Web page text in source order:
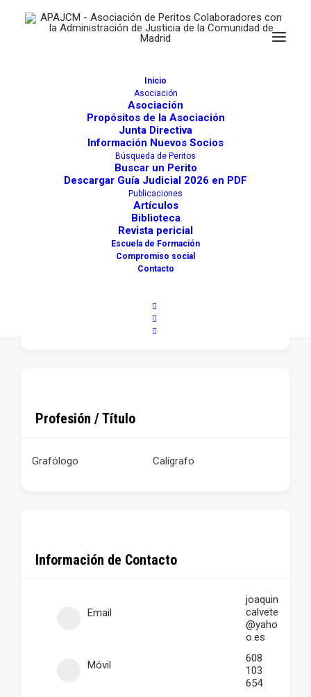
Inicio
Asociación
Asociación
Propósitos de la Asociación
Junta Directiva
Información Nuevos Socios
Búsqueda de Peritos
Buscar un Perito
Descargar Guía Judicial 2026 en PDF
Publicaciones
Artículos
Biblioteca
Revista pericial
Escuela de Formación
Compromiso social
Contacto
JOAQUÍN CALVETE CEPA
Actividades
Calígrafos y Grafólogos. Documentoscopia.
Tasadores de mobiliario
Profesión / Título
Grafólogo Calígrafo
Información de Contacto
Email
joaquin
calvete
@yaho
o.es
Móvil
608
103
654